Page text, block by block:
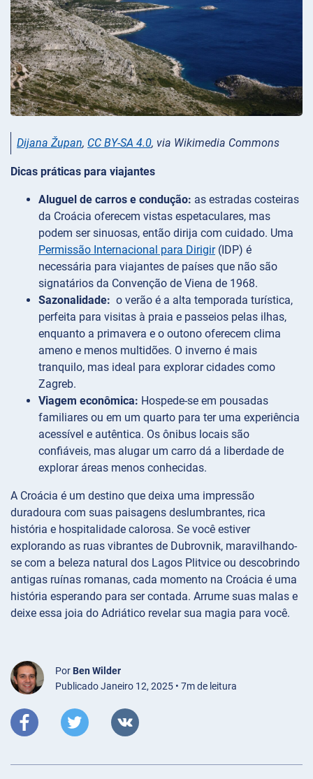
Dijana Župan, CC BY-SA 4.0, via Wikimedia Commons
Dicas práticas para viajantes
Aluguel de carros e condução: as estradas costeiras
da Croácia oferecem vistas espetaculares, mas
podem ser sinuosas, então dirija com cuidado. Uma
Permissão Internacional para Dirigir(IDP) é
necessária para viajantes de países que não são
signatários da Convenção de Viena de 1968.
Sazonalidade: o verão é a alta temporada turística,
perfeita para visitas à praia e passeios pelas ilhas,
enquanto a primavera e o outono oferecem clima
ameno e menos multidões. O inverno é mais
tranquilo, mas ideal para explorar cidades como
Zagreb.
Viagem econômica: Hospede-se em pousadas
familiares ou em um quarto para ter uma experiência
acessível e autêntica. Os ônibus locais são
confiáveis, mas alugar um carro dá a liberdade de
explorar áreas menos conhecidas.
A Croácia é um destino que deixa uma impressão
duradoura com suas paisagens deslumbrantes, rica
história e hospitalidade calorosa. Se você estiver
explorando as ruas vibrantes de Dubrovnik, maravilhando-
se com a beleza natural dos Lagos Plitvice ou descobrindo
antigas ruínas romanas, cada momento na Croácia é uma
história esperando para ser contada. Arrume suas malas e
deixe essa joia do Adriático revelar sua magia para você.
Por Ben Wilder
Publicado Janeiro 12, 2025 • 7m de leitura